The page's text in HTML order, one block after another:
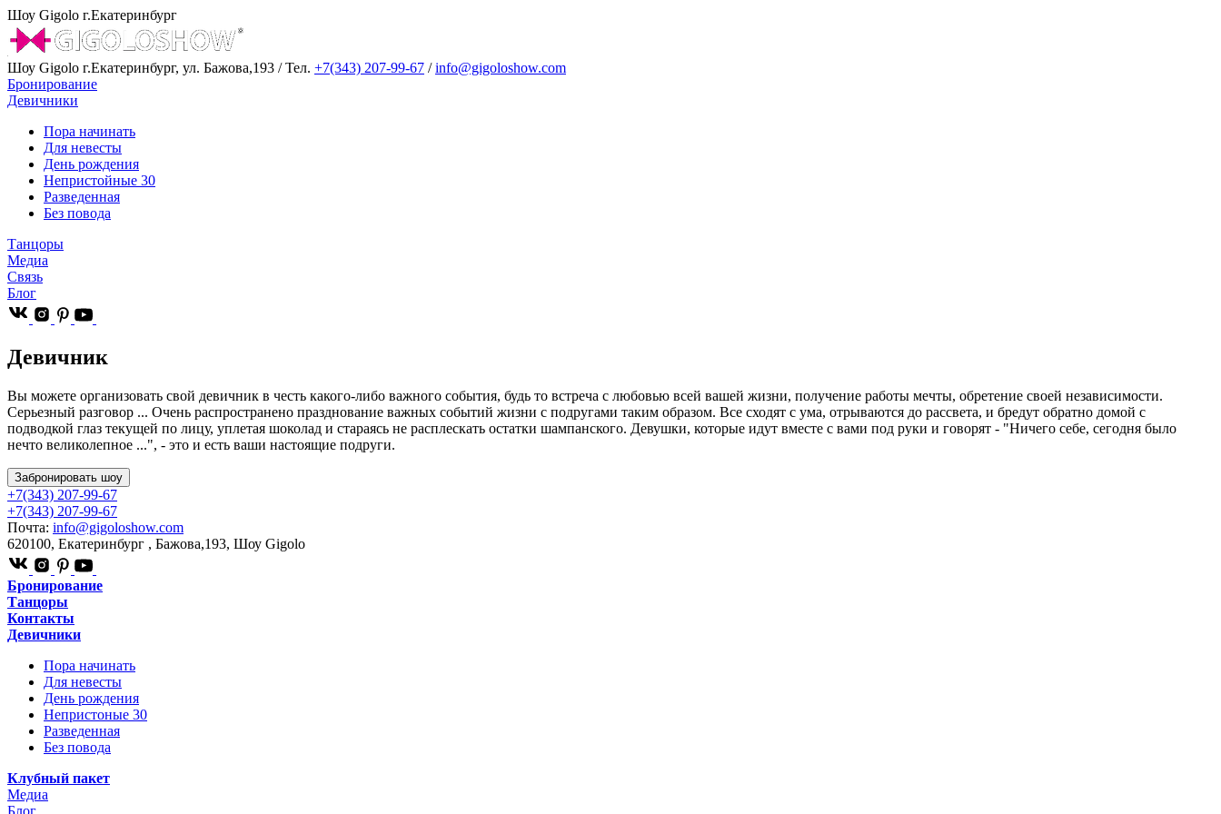
Шоу Gigolo г.Екатеринбург
Шоу Gigolo г.Екатеринбург, ул. Бажова,193 / Тел. +7(343) 207-99-67 /info@gigoloshow.com
Бронирование
Девичники
Пора начинать
Для невесты
День рождения
Непристойные 30
Разведенная
Без повода
Танцоры
Медиа
Связь
Блог
Девичник
Вы можете организовать свой девичник в честь какого-либо важного события, будь то встреча с любовью всей вашей жизни, получение работы мечты, обретение своей независимости.
Серьезный разговор ... Очень распространено празднование важных событий жизни с подругами таким образом. Все сходят с ума, отрываются до рассвета, и бредут обратно домой с
подводкой глаз текущей по лицу, уплетая шоколад и стараясь не расплескать остатки шампанского. Девушки, которые идут вместе с вами под руки и говорят - "Ничего себе, сегодня было
нечто великолепное ...", - это и есть ваши настоящие подруги.
Забронировать шоу
+7(343) 207-99-67
+7(343) 207-99-67
Почта: info@gigoloshow.com
620100, Екатеринбург , Бажова,193, Шоу Gigolo
Бронирование
Танцоры
Контакты
Девичники
Пора начинать
Для невесты
День рождения
Непристоные 30
Разведенная
Без повода
Клубный пакет
Медиа
Блог